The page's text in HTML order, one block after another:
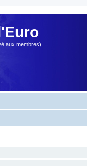
aux membres)